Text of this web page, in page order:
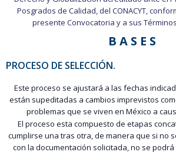
Posgrados de Calidad, del CONACYT,
presente Convocatoria y a sus
B A S E S
PROCESO DE SELECCIÓN.
Este proceso se ajustará a las fechas
están supeditadas a cambios imprevistos
problemas que se viven en México a
El proceso esta compuesto de etapas
cumplirse una tras otra, de manera que si no
con la documentación solicitada, no se